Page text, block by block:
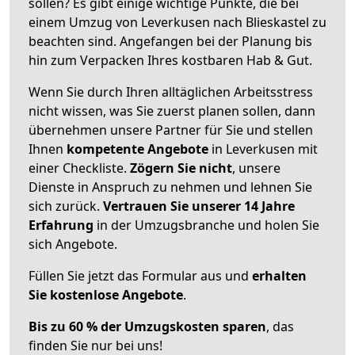
einem Umzug von Leverkusen nach Blieskastel zu
beachten sind. Angefangen bei der Planung bis
hin zum Verpacken Ihres kostbaren Hab & Gut.
Wenn Sie durch Ihren alltäglichen Arbeitsstress
nicht wissen, was Sie zuerst planen sollen, dann
übernehmen unsere Partner für Sie und stellen
Ihnen kompetente Angebote in Leverkusen mit
einer Checkliste. Zögern Sie nicht, unsere
Dienste in Anspruch zu nehmen und lehnen Sie
sich zurück. Vertrauen Sie unserer 14 Jahre
Erfahrung in der Umzugsbranche und holen Sie
sich Angebote.
Füllen Sie jetzt das Formular aus und erhalten
Sie kostenlose Angebote.
Bis zu 60 % der Umzugskosten sparen, das
finden Sie nur bei uns!